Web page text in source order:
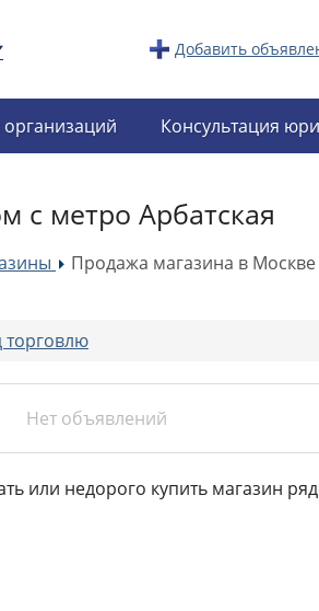
Добавить
организаций Консультация
с метро Арбатская
»Продажа магазина в
торговлю
Нет объявлений
или недорого купить магазин